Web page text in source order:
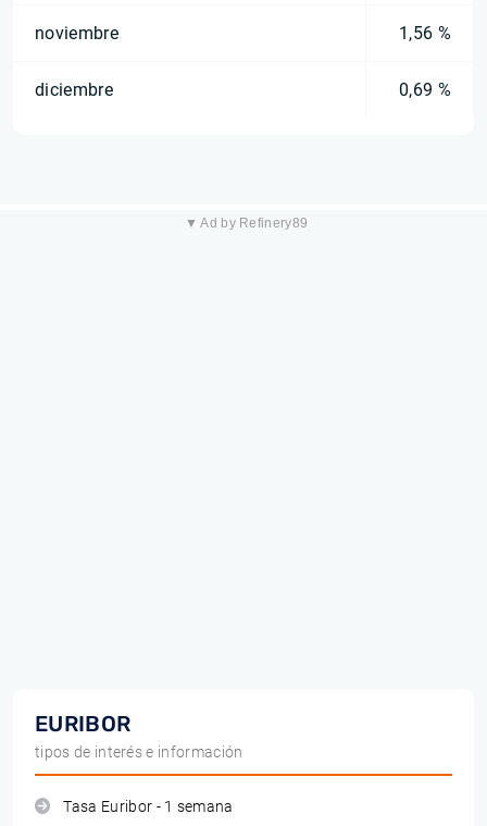
noviembre 1,56 %
diciembre 0,69 %
▼ Ad by Refinery89
EURIBOR
tipos de interés e información
Tasa Euribor - 1 semana